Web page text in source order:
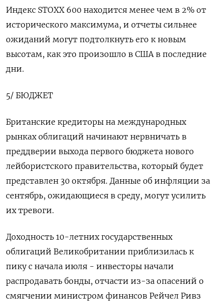
Индекс STOXX 600 находится менее чем в 2% от
исторического максимума, и отчеты сильнее
ожиданий могут подтолкнуть его к новым
высотам, как это произошло в США в последние
дни.
5/ БЮДЖЕТ
Британские кредиторы на международных
рынках облигаций начинают нервничать в
преддверии выхода первого бюджета нового
лейбористского правительства, который будет
представлен 30 октября. Данные об инфляции за
сентябрь, ожидающиеся в среду, могут усилить
их тревоги.
Доходность 10-летних государственных
облигаций Великобритании приблизилась к
пику с начала июля - инвесторы начали
распродавать бонды, отчасти из-за опасений о
смягчении министром финансов Рейчел Ривз